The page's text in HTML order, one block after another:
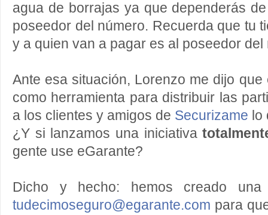
agua de borrajas ya que dependerás
poseedor del número. Recuerda que tu
y a quien van a pagar es al poseedor del
Ante esa situación, Lorenzo me dijo
como herramienta para distribuir las
a los clientes y amigos de Securizame
¿Y si lanzamos una iniciativa
gente use eGarante?
Dicho y hecho: hemos creado
tudecimoseguro@egarante.com para